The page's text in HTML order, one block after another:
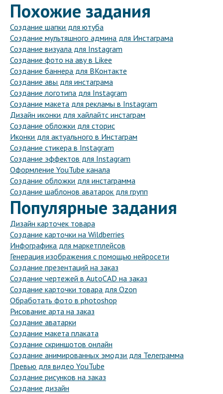
Похожие задания
Создание шапки для ютуба
Создание мультяшного админа для Инстаграма
Создание визуала для Instagram
Создание фото на аву в Likee
Создание баннера для ВКонтакте
Создание авы для инстаграма
Создание логотипа для Instagram
Создание макета для рекламы в Instagram
Дизайн иконки для хайлайтс инстаграм
Создание обложки для сторис
Иконки для актуального в Инстаграм
Создание стикера в Instagram
Создание эффектов для Instagram
Оформление YouTube канала
Создание обложки для инстаграмма
Создание шаблонов аватарок для групп
Популярные задания
Дизайн карточек товара
Создание карточки на Wildberries
Инфографика для маркетплейсов
Генерация изображения с помощью нейросети
Создание презентаций на заказ
Создание чертежей в AutoCAD на заказ
Создание карточки товара для Ozon
Обработать фото в photoshop
Рисование арта на заказ
Создание аватарки
Создание макета плаката
Создание скриншотов онлайн
Создание анимированных эмодзи для Телеграмма
Превью для видео YouTube
Создание рисунков на заказ
Создание дизайн